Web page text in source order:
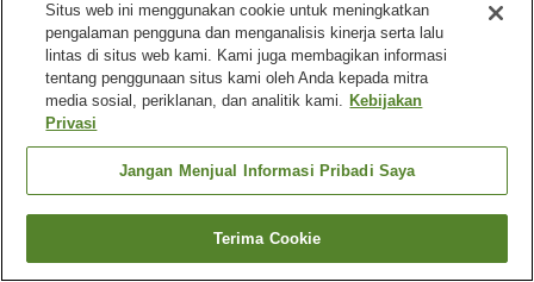
Sangat baik Ulasan:398
Fasilitas properti
Mesin penjual otomatis
Cari kamar
Situs web ini menggunakan cookie untuk meningkatkan
pengalaman pengguna dan menganalisis kinerja serta lalu
lintas di situs web kami. Kami juga membagikan informasi
tentang penggunaan situs kami oleh Anda kepada mitra
media sosial, periklanan, dan analitik kami. Kebijakan
Privasi
Jangan Menjual Informasi Pribadi Saya
Terima Cookie